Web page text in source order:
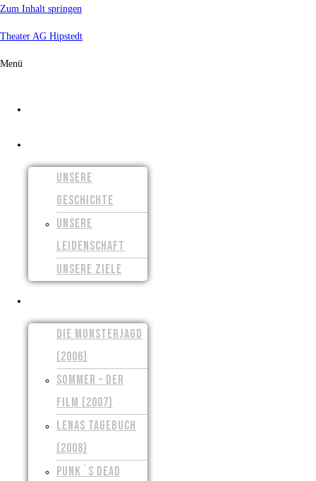
Zum Inhalt springen
Theater AG Hipstedt
Menü
UNSERE
GESCHICHTE
UNSERE
LEIDENSCHAFT
UNSERE ZIELE
DIE MONSTERJAGD
(2006)
SOMMER – DER
FILM (2007)
LENAS TAGEBUCH
(2008)
PUNK´S DEAD